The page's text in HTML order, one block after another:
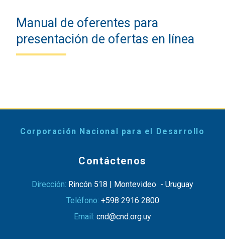
Manual de oferentes para
presentación de ofertas en línea
Corporación Nacional para el Desarrollo
Contáctenos
Dirección: Rincón 518 | Montevideo - Uruguay
Teléfono: +598 2916 2800
Email: cnd@cnd.org.uy